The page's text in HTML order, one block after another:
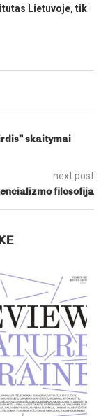
Lietuvoje, tik
skaitymai
next post
filosofija